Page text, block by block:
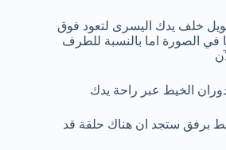
خلف يدك اليسرى لتعود فوق
في الصورة اما بالنسبة للطرف
برفق ستجد ان هناك حلقة قد